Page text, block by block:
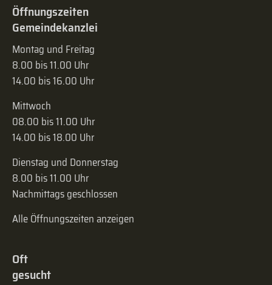
Öffnungszeiten
Gemeindekanzlei
Montag und Freitag
8.00 bis 11.00 Uhr
14.00 bis 16.00 Uhr
Mittwoch
08.00 bis 11.00 Uhr
14.00 bis 18.00 Uhr
Dienstag und Donnerstag
8.00 bis 11.00 Uhr
Nachmittags geschlossen
Alle Öffnungszeiten anzeigen
Oft
gesucht